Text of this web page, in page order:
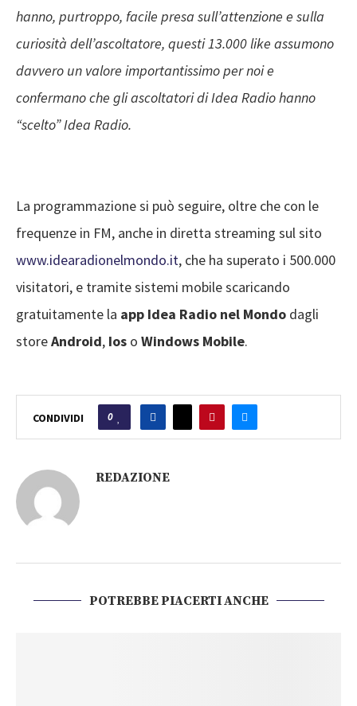
hanno, purtroppo, facile presa sull’attenzione e sulla
curiosità dell’ascoltatore, questi 13.000 like assumono
davvero un valore importantissimo per noi e
confermano che gli ascoltatori di Idea Radio hanno
“scelto” Idea Radio.
La programmazione si può seguire, oltre che con le
frequenze in FM, anche in diretta streaming sul sito
www.idearadionelmondo.it, che ha superato i 500.000
visitatori, e tramite sistemi mobile scaricando
gratuitamente la app Idea Radio nel Mondo dagli
storeAndroid, Ios o Windows Mobile.
CONDIVIDI 0
REDAZIONE
POTREBBE PIACERTI ANCHE